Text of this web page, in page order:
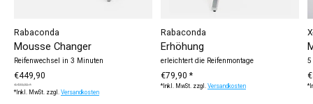
Rabaconda
Mousse Changer
Reifenwechsel in 3 Minuten
€449,90
€499,90 *
*Inkl. MwSt. zzgl.Versandkosten
Rabaconda
Erhöhung
erleichtert die Reifenmontage
€79,90 *
*Inkl. MwSt. zzgl.Versandkosten
5